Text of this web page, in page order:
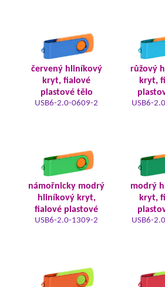
červený hliníkový
kryt, fialové
plastové tělo
USB6-2.0-0609-2
růžový
kryt,
USB6-
námořnicky modrý
hliníkový kryt,
fialové plastové
USB6-2.0-1309-2
modrý
kryt,
USB6-